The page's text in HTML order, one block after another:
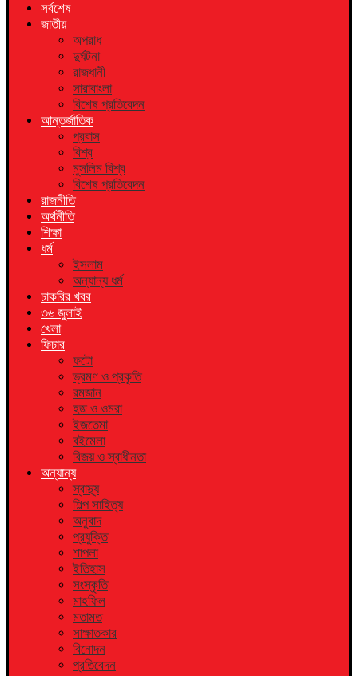
সর্বশেষ
জাতীয়
অপরাধ
দুর্ঘটনা
রাজধানী
সারাবাংলা
বিশেষ প্রতিবেদন
আন্তর্জাতিক
প্রবাস
বিশ্ব
মুসলিম বিশ্ব
বিশেষ প্রতিবেদন
রাজনীতি
অর্থনীতি
শিক্ষা
ধর্ম
ইসলাম
অন্যান্য ধর্ম
চাকরির খবর
৩৬ জুলাই
খেলা
ফিচার
ফটো
ভ্রমণ ও প্রকৃতি
রমজান
হজ ও ওমরা
ইজতেমা
বইমেলা
বিজয় ও স্বাধীনতা
অন্যান্য
স্বাস্থ্য
শিল্প সাহিত্য
অনুবাদ
প্রযুক্তি
শাপলা
ইতিহাস
সংস্কৃতি
মাহফিল
মতামত
সাক্ষাতকার
বিনোদন
প্রতিবেদন